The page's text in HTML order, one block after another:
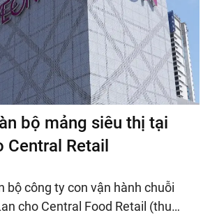
bộ mảng siêu thị tại
Central Retail
bộ công ty con vận hành chuỗi
cho Central Food Retail (thu…